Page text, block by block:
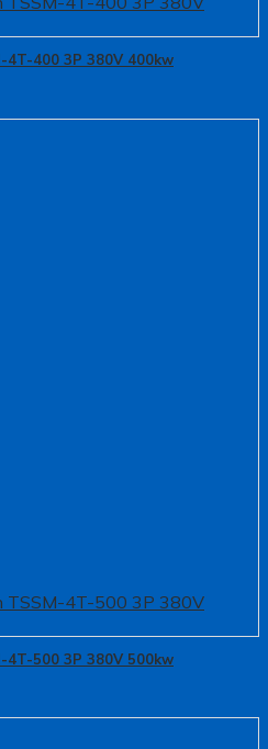
4T-400 3P 380V 400kw
4T-500 3P 380V 500kw